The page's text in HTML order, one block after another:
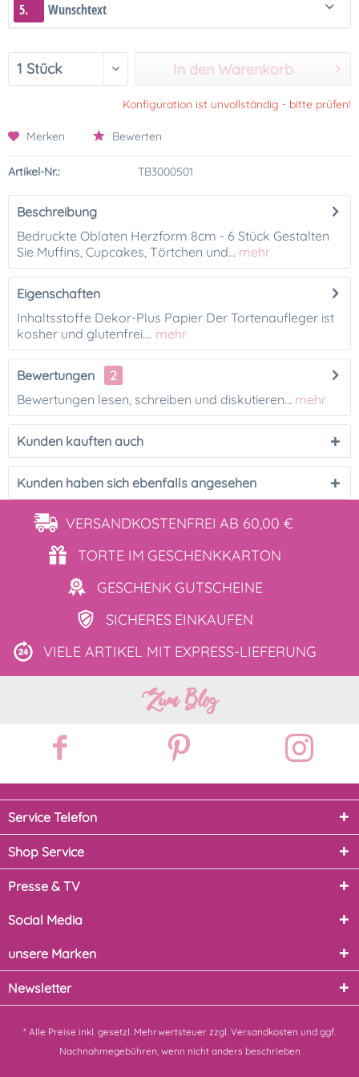
5. Wunschtext
In den Warenkorb
Konfiguration ist unvollständig - bitte prüfen!
Merken Bewerten
Artikel-Nr.: TB3000501
Beschreibung
Bedruckte Oblaten Herzform 8cm - 6 Stück Gestalten
Sie Muffins, Cupcakes, Törtchen und... mehr
Eigenschaften
Inhaltsstoffe Dekor-Plus Papier Der Tortenaufleger ist
kosher und glutenfrei.... mehr
Bewertungen
2
Bewertungen lesen, schreiben und diskutieren... mehr
Kunden kauften auch
Kunden haben sich ebenfalls angesehen
VERSANDKOSTENFREI AB 60,00 €
TORTE IM GESCHENKKARTON
GESCHENK GUTSCHEINE
SICHERES EINKAUFEN
VIELE ARTIKEL MIT EXPRESS-LIEFERUNG
Zum Blog
Service Telefon
Shop Service
Presse & TV
Social Media
unsere Marken
Newsletter
* Alle Preise inkl. gesetzl. Mehrwertsteuer zzgl. Versandkosten und ggf.
Nachnahmegebühren, wenn nicht anders beschrieben